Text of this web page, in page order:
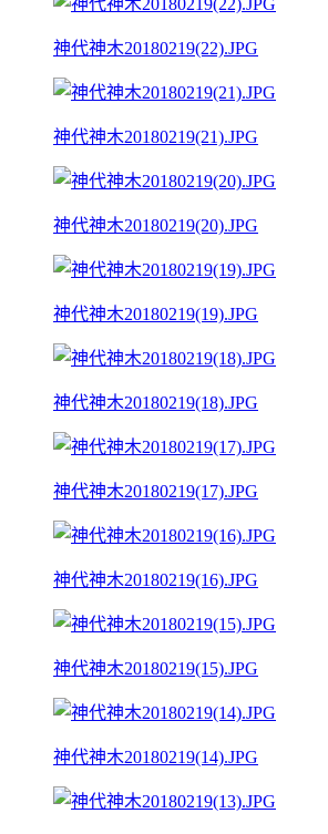
神代神木20180219(22).JPG
神代神木20180219(21).JPG
神代神木20180219(20).JPG
神代神木20180219(19).JPG
神代神木20180219(18).JPG
神代神木20180219(17).JPG
神代神木20180219(16).JPG
神代神木20180219(15).JPG
神代神木20180219(14).JPG